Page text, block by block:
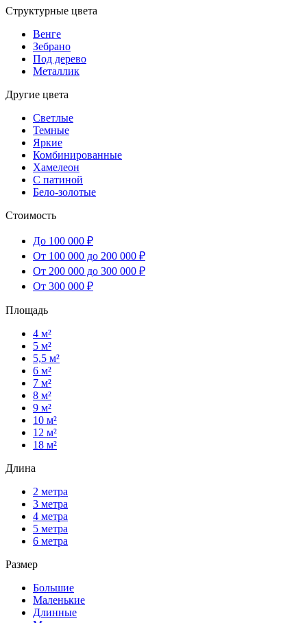
Структурные цвета
Венге
Зебрано
Под дерево
Металлик
Другие цвета
Светлые
Темные
Яркие
Комбинированные
Хамелеон
С патиной
Бело-золотые
Стоимость
До 100 000 ₽
От 100 000 до 200 000 ₽
От 200 000 до 300 000 ₽
От 300 000 ₽
Площадь
4 м²
5 м²
5,5 м²
6 м²
7 м²
8 м²
9 м²
10 м²
12 м²
18 м²
Длина
2 метра
3 метра
4 метра
5 метра
6 метра
Размер
Большие
Маленькие
Длинные